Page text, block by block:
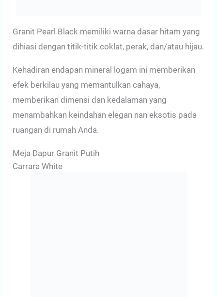
Granit Pearl Black memiliki warna dasar hitam yang
dihiasi dengan titik-titik coklat, perak, dan/atau hijau.
Kehadiran endapan mineral logam ini memberikan
efek berkilau yang memantulkan cahaya,
memberikan dimensi dan kedalaman yang
menambahkan keindahan elegan nan eksotis pada
ruangan di rumah Anda.
Meja Dapur Granit Putih
Carrara White